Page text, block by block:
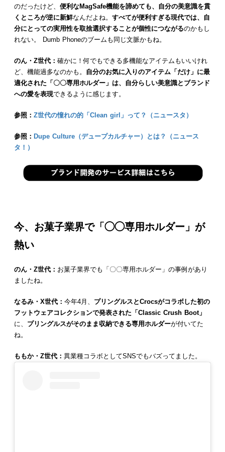
のだったけど、 便利なMagSafe機能を諦めても、自分の美意識を貫
くところが逆に新鮮なんだよね。 すべてが便利すぎる現代では、自
分にとっての実用性を取捨選択することが個性につながるのかもし
れない。 Dumb Phoneのブームも同じ文脈かもね。
のん・Z世代： 確かに！何でもできる多機能なアイテムもいいけれ
ど、機能過多なのかも。 自分のお気に入りのアイテム「だけ」に最
適化された「〇〇専用ホルダー」は、自分らしい美意識とブランド
への愛を表現できるように感じます。
参照： Z世代の憧れの的「Clean girl」って？（ニュースタ）
参照： Dupe Culture（デュープカルチャー）とは？（ニュース
タ！）
今、お菓子業界で「◯◯専用ホルダー」が
熱い
のん・Z世代： お菓子業界でも「〇〇専用ホルダー」の事例があり
ましたね。
なるみ・X世代： 今年4月、 プリングルスとCrocsがコラボした初の
フットウェアコレクションで発表された「Classic Crush Boot」
に、 プリングルスがそのまま収納できる専用ホルダーが付いてた
ね。
ももか・Z世代： 異業種コラボとしてSNSでもバズってました。